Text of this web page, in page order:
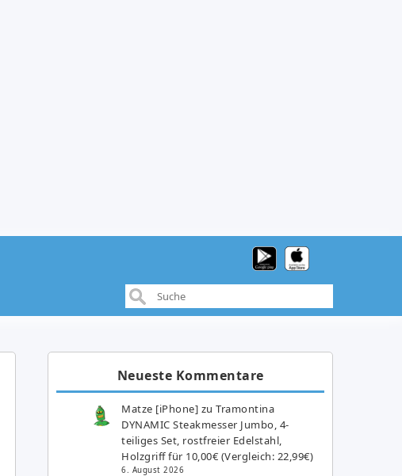
Neueste Kommentare
Matze [iPhone] zuTramontina
DYNAMIC Steakmesser Jumbo, 4-
teiliges Set, rostfreier Edelstahl,
Holzgriff für 10,00€ (Vergleich: 22,99€)
6. August 2026